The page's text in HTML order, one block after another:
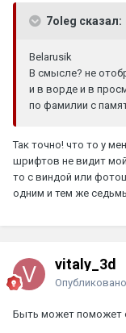
7oleg сказал:
Belarusik
В смысле? не
и в ворде и в
по фамилии с
Так точно! что то у
шрифтов не видит
то с виндой или
одним и тем же
vitaly_3d
Опубликовано
Быть может поможет